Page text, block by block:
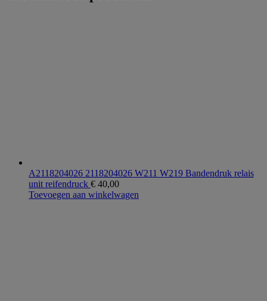
A2118204026 2118204026 W211 W219 Bandendruk relais
unit reifendruck € 40,00
Toevoegen aan winkelwagen